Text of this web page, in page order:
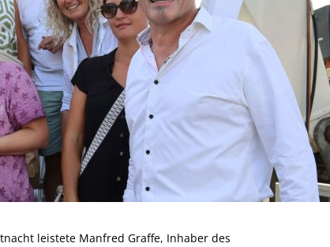
leistete Manfred Graffe, Inhaber des